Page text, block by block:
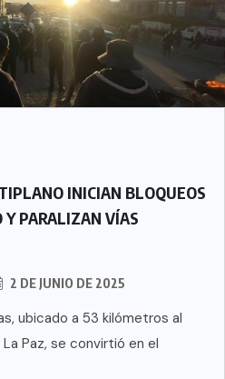
INICIAN BLOQUEOS
PARALIZAN VÍAS
2 DE JUNIO DE 2025
ubicado a 53 kilómetros al
Paz, se convirtió en el